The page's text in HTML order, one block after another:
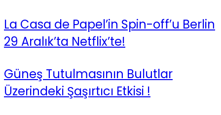
La Casa de Papel’in Spin-off’u Berlin
29 Aralık’ta Netflix’te!
Güneş Tutulmasının Bulutlar
Üzerindeki Şaşırtıcı Etkisi !